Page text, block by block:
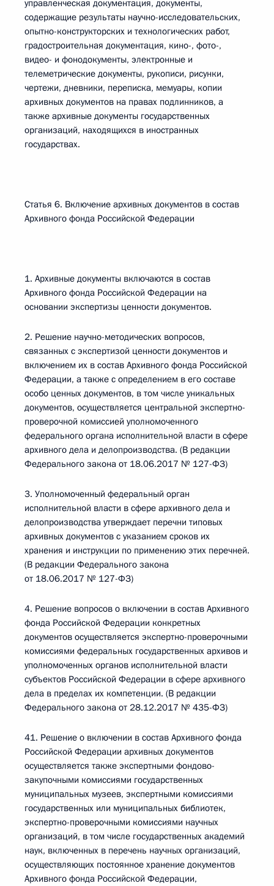
управленческая документация, документы,
содержащие результаты научно-исследовательских,
опытно-конструкторских и технологических работ,
градостроительная документация, кино-, фото-,
видео- и фонодокументы, электронные и
телеметрические документы, рукописи, рисунки,
чертежи, дневники, переписка, мемуары, копии
архивных документов на правах подлинников, а
также архивные документы государственных
организаций, находящихся в иностранных
государствах.
Статья 6. Включение архивных документов в состав
Архивного фонда Российской Федерации
1. Архивные документы включаются в состав
Архивного фонда Российской Федерации на
основании экспертизы ценности документов.
2. Решение научно-методических вопросов,
связанных с экспертизой ценности документов и
включением их в состав Архивного фонда Российской
Федерации, а также с определением в его составе
особо ценных документов, в том числе уникальных
документов, осуществляется центральной экспертно-
проверочной комиссией уполномоченного
федерального органа исполнительной власти в сфере
архивного дела и делопроизводства. (В редакции
Федерального закона от 18.06.2017 № 127-ФЗ)
3. Уполномоченный федеральный орган
исполнительной власти в сфере архивного дела и
делопроизводства утверждает перечни типовых
архивных документов с указанием сроков их
хранения и инструкции по применению этих перечней.
(В редакции Федерального закона
от 18.06.2017 № 127-ФЗ)
4. Решение вопросов о включении в состав Архивного
фонда Российской Федерации конкретных
документов осуществляется экспертно-проверочными
комиссиями федеральных государственных архивов и
уполномоченных органов исполнительной власти
субъектов Российской Федерации в сфере архивного
дела в пределах их компетенции. (В редакции
Федерального закона от 28.12.2017 № 435-ФЗ)
41. Решение о включении в состав Архивного фонда
Российской Федерации архивных документов
осуществляется также экспертными фондово-
закупочными комиссиями государственных
муниципальных музеев, экспертными комиссиями
государственных или муниципальных библиотек,
экспертно-проверочными комиссиями научных
организаций, в том числе государственных академий
наук, включенных в перечень научных организаций,
осуществляющих постоянное хранение документов
Архивного фонда Российской Федерации,